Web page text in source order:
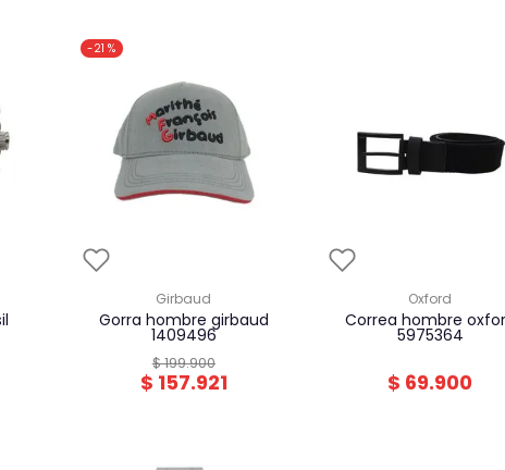
-21 %
girbaud
gorra hombre girbaud
1409496
$199.900
$ 157.921
oxford
correa hombre oxford
5975364
$ 69.900